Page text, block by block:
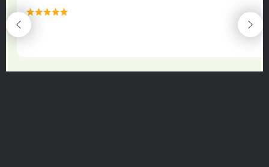
maximální spokojenost
22.06.2025